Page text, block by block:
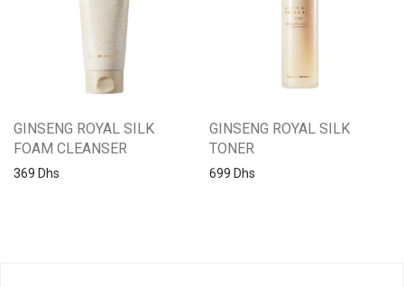
GINSENG ROYAL SILK
FOAM CLEANSER
369 Dhs
GINSENG ROYAL SILK
TONER
699 Dhs